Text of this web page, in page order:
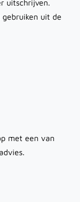
uitschrijven.
uit de
met een van